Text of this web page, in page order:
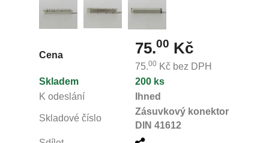
Cena 75.00 Kč
75.00 Kč bez DPH
Skladem
200 ks
K odeslání
Ihned
Skladové číslo
Zásuvkový konektor
DIN 41612